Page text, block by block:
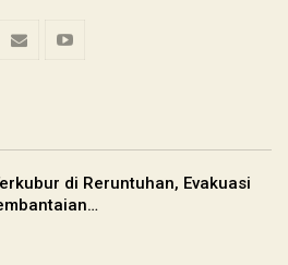
di Reruntuhan, Evakuasi